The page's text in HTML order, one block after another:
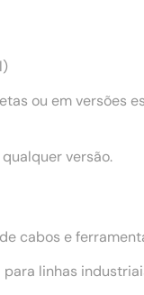
ou em versões
versão.
cabos e
para linhas